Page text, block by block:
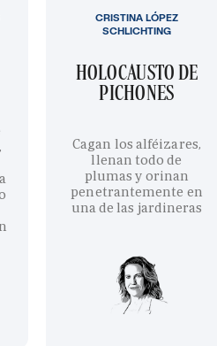
HOLOCAUSTO DE
PICHONES
Cagan los alféizares,
llenan todo de
plumas y orinan
penetrantemente en
una de las jardineras
CRISTINA LÓPEZ
SCHLICHTING